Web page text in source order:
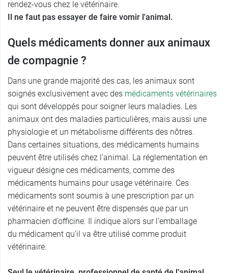
rendez-vous chez le vétérinaire.
Il ne faut pas essayer de faire vomir l'animal.
Quels médicaments donner aux animaux
de compagnie ?
Dans une grande majorité des cas, les animaux sont
soignés exclusivement avec des médicaments vétérinaires
qui sont développés pour soigner leurs maladies. Les
animaux ont des maladies particulières, mais aussi une
physiologie et un métabolisme différents des nôtres.
Dans certaines situations, des médicaments humains
peuvent être utilisés chez l’animal. La réglementation en
vigueur désigne ces médicaments, comme des
médicaments humains pour usage vétérinaire. Ces
médicaments sont soumis à une prescription par un
vétérinaire et ne peuvent être dispensés que par un
pharmacien d’officine. Il indique alors sur l’emballage
du médicament qu’il va être utilisé comme produit
vétérinaire.